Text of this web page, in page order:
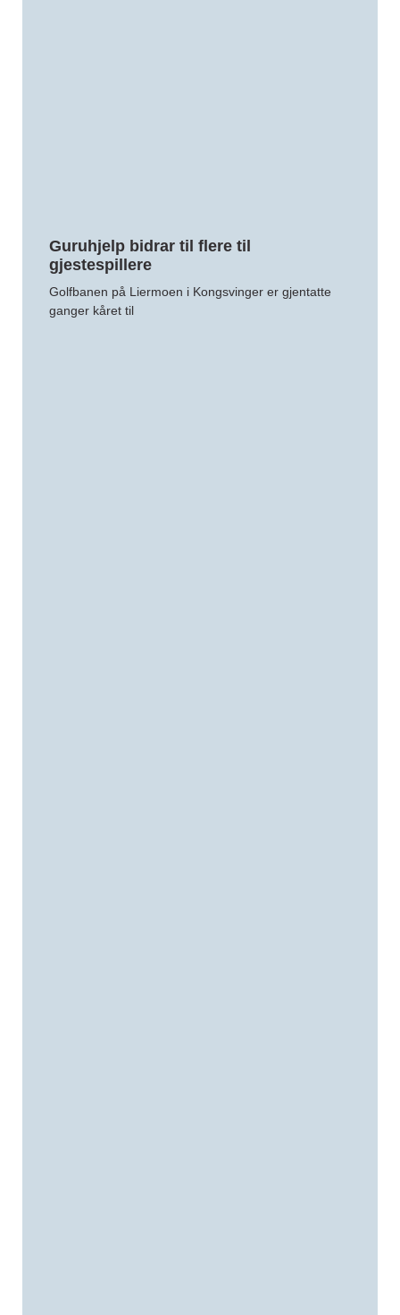
Guruhjelp bidrar til flere til
gjestespillere
Golfbanen på Liermoen i Kongsvinger er gjentatte
ganger kåret til